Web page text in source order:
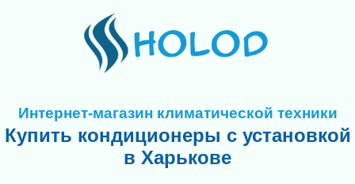
Интернет-магазин климатической техники
Купить кондиционеры с установкой
в Харькове